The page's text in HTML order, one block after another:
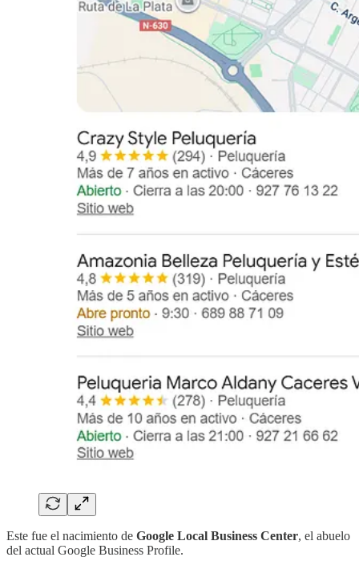
Este fue el nacimiento de Google Local Business Center, el abuelo
del actual Google Business Profile.